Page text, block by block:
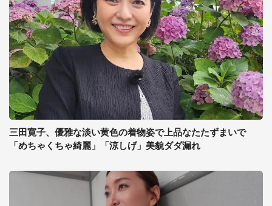
三田寛子、優雅な淡い黄色の着物姿で上品なたたずまいで
「めちゃくちゃ綺麗」「涼しげ」美貌ダダ漏れ